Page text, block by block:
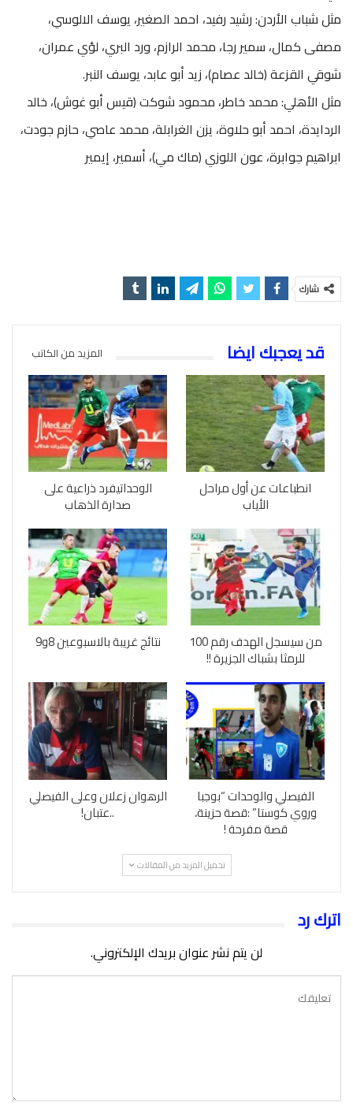
مثل شباب الأردن: رشيد رفيد، احمد الصغير، يوسف الالوسي،
مصفى كمال، سمير رجا، محمد الرازم، ورد البري، لؤي عمران،
شوقي القزعة (خالد عصام)، زيد أبو عابد، يوسف النبر.
مثل الأهلي: محمد خاطر، محمود شوكت (قيس أبو غوش)، خالد
الردايدة، احمد أبو حلاوة، يزن الغرابلة، محمد عاصي، حازم جودت،
ابراهيم جوابرة، عون اللوزي (ماك مي)، أسمير، إيمير
شارك
قد يعجبك ايضا المزيد من الكاتب
انطباعات عن أول مراحل
الأياب
الوحداتيفرد ذراعية على
صدارة الذهاب
من سيسجل الهدف رقم 100
للرمثا بشباك الجزيرة !!
نتائج غريبة بالاسبوعين 8و9
الفيصلي والوحدات “بوجبا
وروي كوستا” :قصة حزينة،
قصة مفرحة !
الرهوان زعلان وعلى الفيصلي
..عتبان!
تحميل المزيد من المقالات
اترك رد
لن يتم نشر عنوان بريدك الإلكتروني.